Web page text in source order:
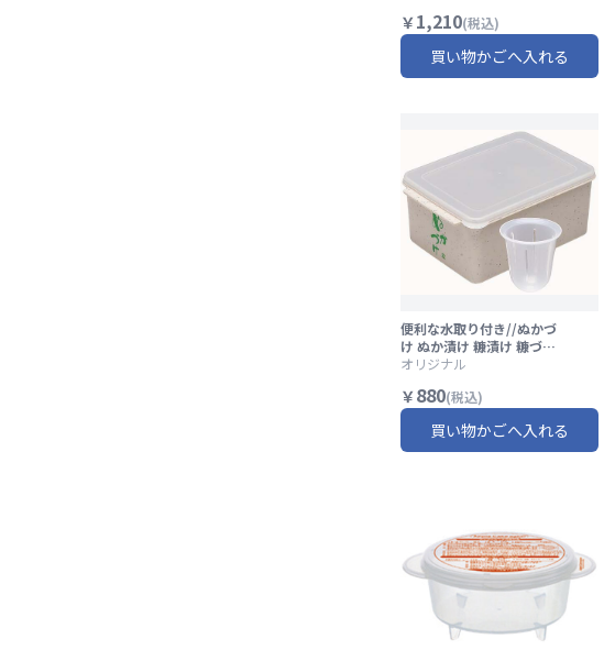
ー
￥ 1,210(税込)
買い物かごへ入れる
便利な水取り付き//ぬかづ
け ぬか漬け 糠漬け 糠づけ
レシピ付き 野菜 べったら
ー
オリジナル
￥ 880(税込)
買い物かごへ入れる